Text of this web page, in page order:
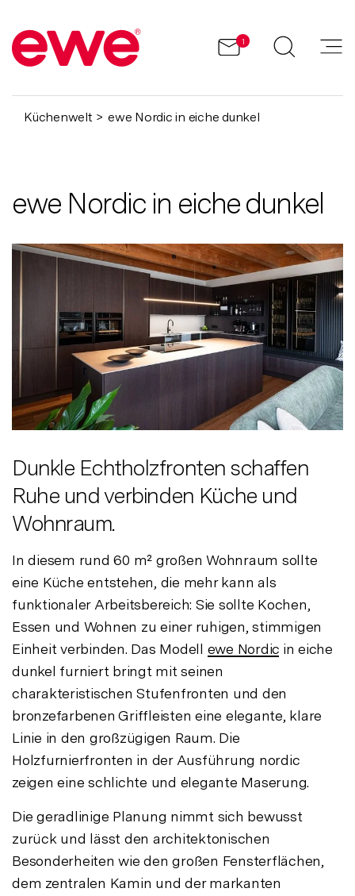
1
Küchenwelt ewe Nordic in eiche dunkel
ewe Nordic in eiche dunkel
Dunkle Echtholzfronten schaffen
Ruhe und verbinden Küche und
Wohnraum.
In diesem rund 60 m² großen Wohnraum sollte
eine Küche entstehen, die mehr kann als
funktionaler Arbeitsbereich: Sie sollte Kochen,
Essen und Wohnen zu einer ruhigen, stimmigen
Einheit verbinden. Das Modell ewe Nordic in eiche
dunkel furniert bringt mit seinen
charakteristischen Stufenfronten und den
bronzefarbenen Griffleisten eine elegante, klare
Linie in den großzügigen Raum. Die
Holzfurnierfronten in der Ausführung nordic
zeigen eine schlichte und elegante Maserung.
Die geradlinige Planung nimmt sich bewusst
zurück und lässt den architektonischen
Besonderheiten wie den großen Fensterflächen,
dem zentralen Kamin und der markanten